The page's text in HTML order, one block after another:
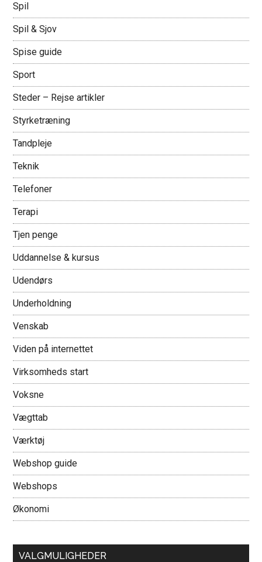
Spil
Spil & Sjov
Spise guide
Sport
Steder – Rejse artikler
Styrketræning
Tandpleje
Teknik
Telefoner
Terapi
Tjen penge
Uddannelse & kursus
Udendørs
Underholdning
Venskab
Viden på internettet
Virksomheds start
Voksne
Vægttab
Værktøj
Webshop guide
Webshops
Økonomi
VALGMULIGHEDER